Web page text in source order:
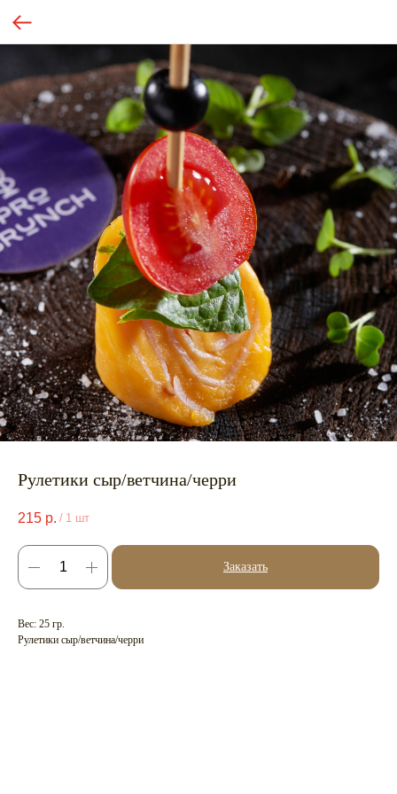
Рулетики сыр/ветчина/черри
215 р. / 1 шт
Заказать
Вес: 25 гр.
Рулетики сыр/ветчина/черри